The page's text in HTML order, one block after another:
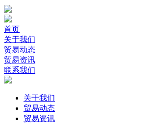
首页
关于我们
贸易动态
贸易资讯
联系我们
关于我们
贸易动态
贸易资讯